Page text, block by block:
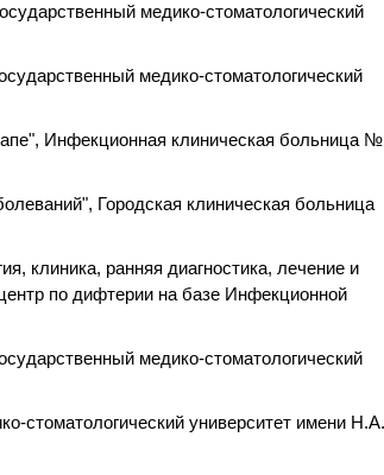
медико-стоматологический
медико-стоматологический
Инфекционная клиническая больница
Городская клиническая больница
клиника, ранняя диагностика, лечение и
по дифтерии на базе Инфекционной
медико-стоматологический
стоматологический университет имени Н.А.